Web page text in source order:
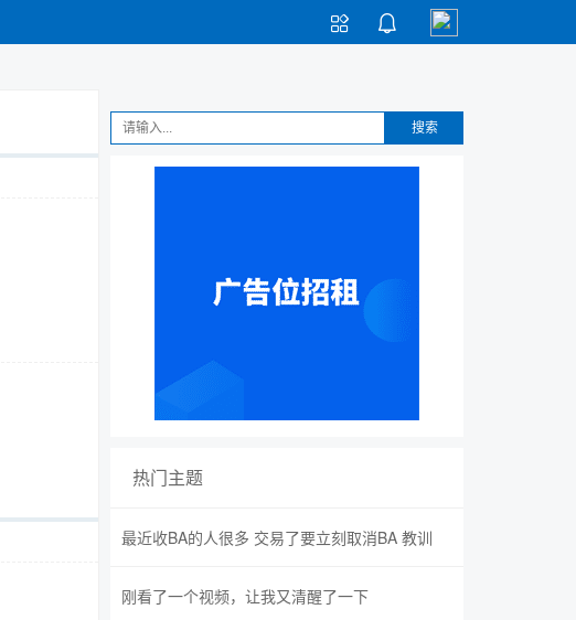


搜索
热门主题
最近收BA的人很多 交易了要立刻取消BA 教训
刚看了一个视频，让我又清醒了一下